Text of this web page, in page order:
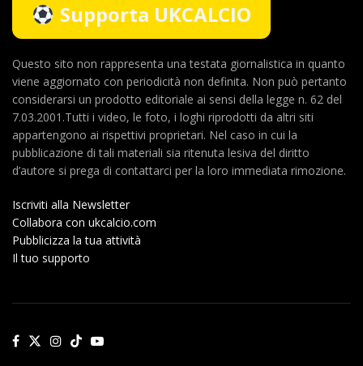
Supporta UKCALCIO
Questo sito non rappresenta una testata giornalistica in quanto
viene aggiornato con periodicità non definita. Non può pertanto
considerarsi un prodotto editoriale ai sensi della legge n. 62 del
7.03.2001.Tutti i video, le foto, i loghi riprodotti da altri siti
appartengono ai rispettivi proprietari. Nel caso in cui la
pubblicazione di tali materiali sia ritenuta lesiva del diritto
d’autore si prega di contattarci per la loro immediata rimozione.
Iscriviti alla Newsletter
Collabora con ukcalcio.com
Pubblicizza la tua attività
Il tuo supporto